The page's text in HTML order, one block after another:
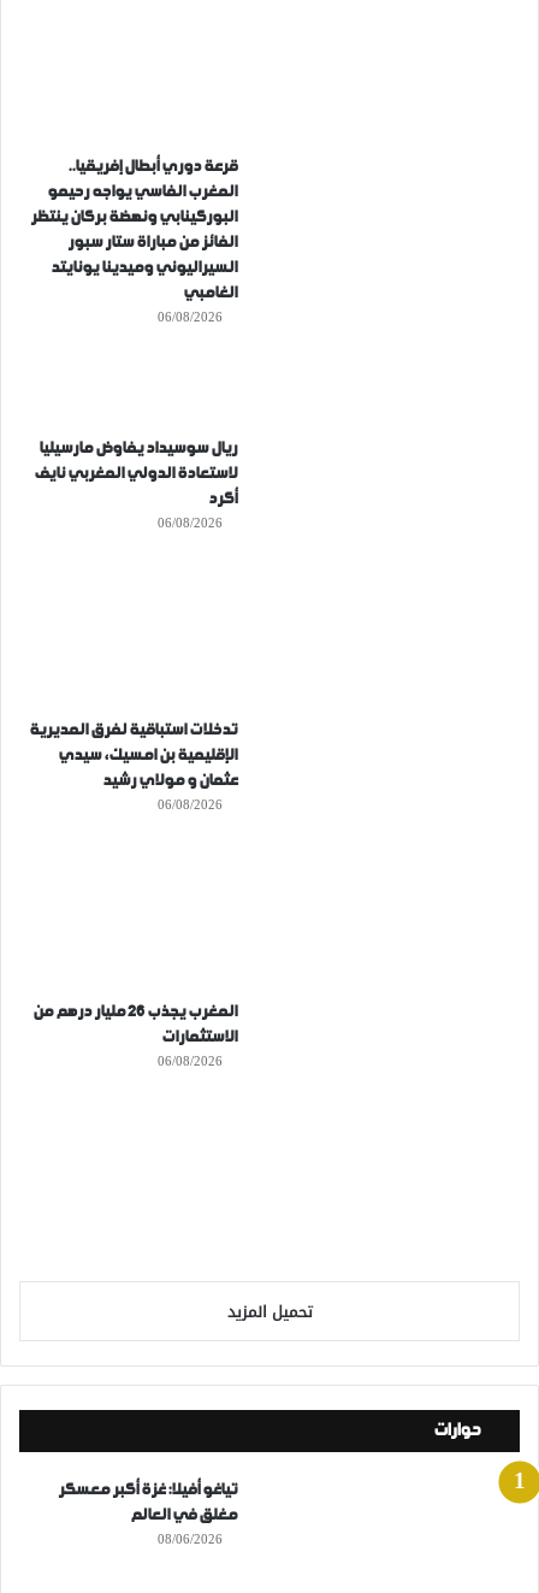
قرعة دوري أبطال إفريقيا..
المغرب الفاسي يواجه رحيمو
البوركينابي ونهضة بركان ينتظر
الفائز من مباراة ستار سبور
السيراليوني وميدينا يونايتد
الغامبي
06/08/2026
ريال سوسيداد يفاوض مارسيليا
لاستعادة الدولي المغربي نايف
أكرد
06/08/2026
تدخلات استباقية لفرق المديرية
الإقليمية بن امسيك، سيدي
عثمان و مولاي رشيد
06/08/2026
المغرب يجذب 26 مليار درهم من
الاستثمارات
06/08/2026
تحميل المزيد
حوارات
تياغو أفيلا: غزة أكبر معسكر
مغلق في العالم
08/06/2026